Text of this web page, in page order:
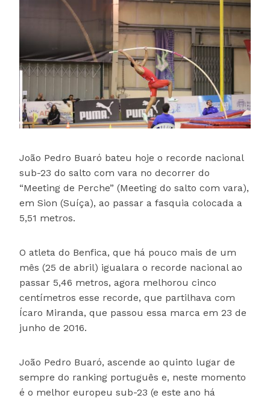
João Pedro Buaró bateu hoje o recorde nacional
sub-23 do salto com vara no decorrer do
“Meeting de Perche” (Meeting do salto com vara),
em Sion (Suíça), ao passar a fasquia colocada a
5,51 metros.
O atleta do Benfica, que há pouco mais de um
mês (25 de abril) igualara o recorde nacional ao
passar 5,46 metros, agora melhorou cinco
centímetros esse recorde, que partilhava com
Ícaro Miranda, que passou essa marca em 23 de
junho de 2016.
João Pedro Buaró, ascende ao quinto lugar de
sempre do ranking português e, neste momento
é o melhor europeu sub-23 (e este ano há